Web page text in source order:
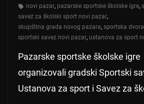
novi pazar, pazarske sportske školske igre,
savez za školski sport novi pazar,
skupština grada novog pazara, sportska
sportski savez novi pazar, ustanova za sport
Pazarske sportske školske igre
organizovali gradski Sportski
Ustanova za sport i Savez za